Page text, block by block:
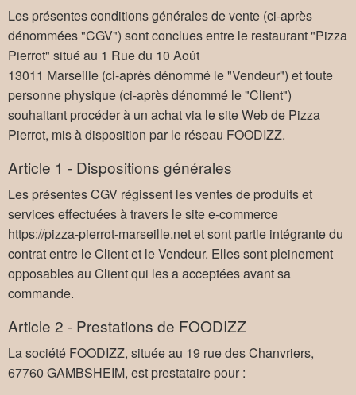
Les présentes conditions générales de vente (ci-après
dénommées "CGV") sont conclues entre le restaurant "Pizza
Pierrot" situé au 1 Rue du 10 Août
13011 Marseille (ci-après dénommé le "Vendeur") et toute
personne physique (ci-après dénommé le "Client")
souhaitant procéder à un achat via le site Web de Pizza
Pierrot, mis à disposition par le réseau FOODIZZ.
Article 1 - Dispositions générales
Les présentes CGV régissent les ventes de produits et
services effectuées à travers le site e-commerce
https://pizza-pierrot-marseille.net et sont partie intégrante du
contrat entre le Client et le Vendeur. Elles sont pleinement
opposables au Client qui les a acceptées avant sa
commande.
Article 2 - Prestations de FOODIZZ
La société FOODIZZ, située au 19 rue des Chanvriers,
67760 GAMBSHEIM, est prestataire pour :